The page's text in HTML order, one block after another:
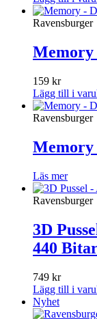
Ravensburger
Memory
159 kr
Lägg till i
Ravensburger
Memory
Läs mer
Ravensburger
3D
440
749 kr
Lägg till i
Nyhet